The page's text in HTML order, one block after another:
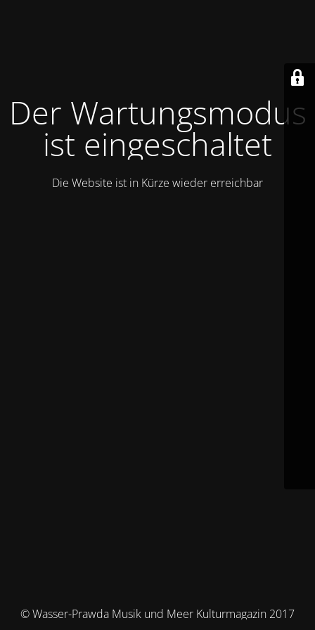
Der Wartungsmodus
ist eingeschaltet
Die Website ist in Kürze wieder erreichbar
© Wasser-Prawda Musik und Meer Kulturmagazin 2017